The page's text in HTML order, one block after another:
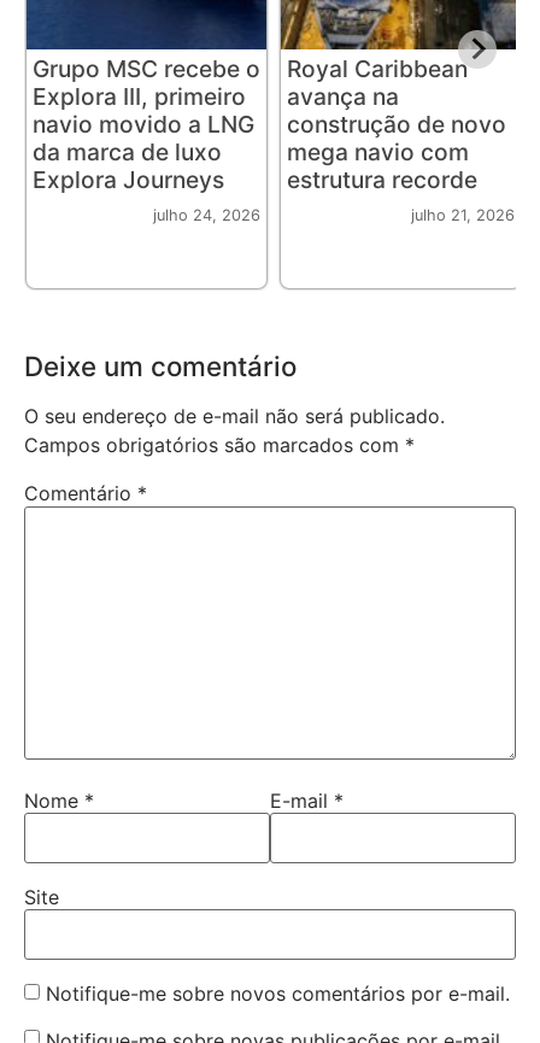
Grupo MSC recebe o
Explora III, primeiro
navio movido a LNG
da marca de luxo
Explora Journeys
julho 24, 2026
Royal Caribbean
avança na
construção de novo
mega navio com
estrutura recorde
julho 21, 2026
Deixe um comentário
O seu endereço de e-mail não será publicado.
Campos obrigatórios são marcados com *
Comentário *
Nome * E-mail *
Site
Notifique-me sobre novos comentários por e-mail.